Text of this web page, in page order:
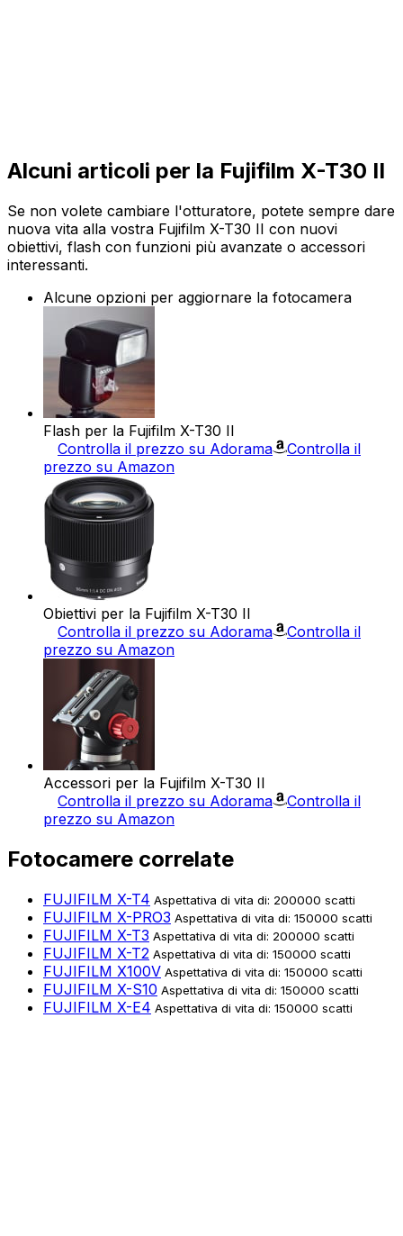
Alcuni articoli per la Fujifilm X-T30 II
Se non volete cambiare l'otturatore, potete sempre dare
nuova vita alla vostra Fujifilm X-T30 II con nuovi
obiettivi, flash con funzioni più avanzate o accessori
interessanti.
Alcune opzioni per aggiornare la fotocamera
Flash per la Fujifilm X-T30 II
Controlla il prezzo su Adorama
Controlla il
prezzo su Amazon
Obiettivi per la Fujifilm X-T30 II
Controlla il prezzo su Adorama
Controlla il
prezzo su Amazon
Accessori per la Fujifilm X-T30 II
Controlla il prezzo su Adorama
Controlla il
prezzo su Amazon
Fotocamere correlate
FUJIFILM X-T4 Aspettativa di vita di: 200000 scatti
FUJIFILM X-PRO3 Aspettativa di vita di: 150000 scatti
FUJIFILM X-T3 Aspettativa di vita di: 200000 scatti
FUJIFILM X-T2 Aspettativa di vita di: 150000 scatti
FUJIFILM X100V Aspettativa di vita di: 150000 scatti
FUJIFILM X-S10 Aspettativa di vita di: 150000 scatti
FUJIFILM X-E4 Aspettativa di vita di: 150000 scatti